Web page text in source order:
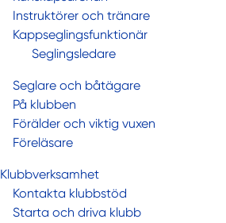
Instruktörer och tränare
Kappseglingsfunktionär
Seglingsledare
Seglare och båtägare
På klubben
Förälder och viktig vuxen
Föreläsare
Klubbverksamhet
Kontakta klubbstöd
Starta och driva klubb